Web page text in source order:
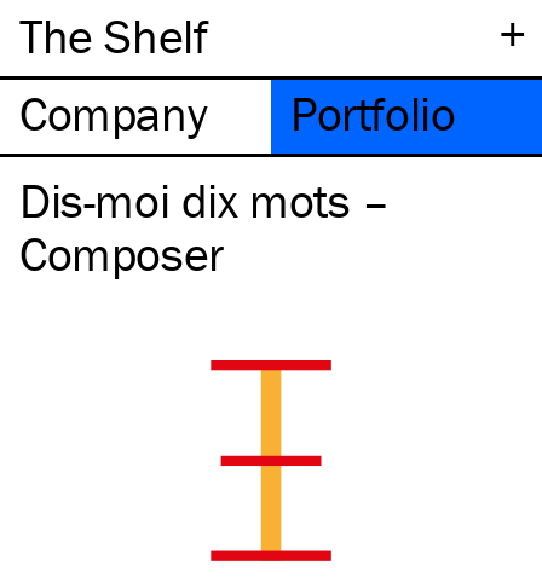
+
The Shelf
Company
Portfolio
Dis-moi dix mots –
Composer